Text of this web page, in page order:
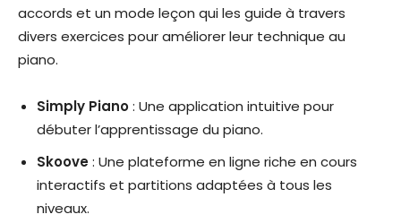
accords et un mode leçon qui les guide à travers
divers exercices pour améliorer leur technique au
piano.
Simply Piano: Une application intuitive pour
débuter l’apprentissage du piano.
Skoove: Une plateforme en ligne riche en cours
interactifs et partitions adaptées à tous les
niveaux.